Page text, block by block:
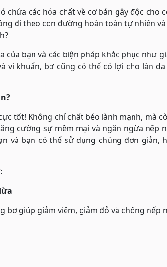
chứa các hóa chất về cơ bản gây độc cho
đi theo con đường hoàn toàn tự nhiên
của bạn và các biện pháp khắc phục như
vi khuẩn, bơ cũng có thể có lợi cho làn
tốt! Không chỉ chất béo lành mạnh, mà
cường sự mềm mại và ngăn ngừa nếp
và bạn có thể sử dụng chúng đơn giản,
bơ giúp giảm viêm, giảm đỏ và chống nếp